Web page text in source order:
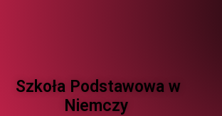
Szkoła Podstawowa w
Niemczy ​